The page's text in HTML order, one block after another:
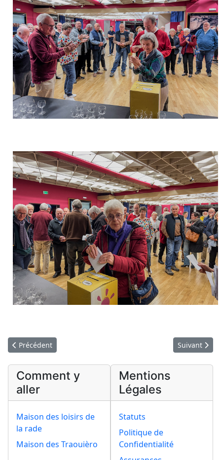
Article précédent : Remise du bénéfice du tournois du 19
Précédent Article
Suivant
Comment y
aller
Maison des loisirs de
la rade
Maison des Traouièro
Mentions
Légales
Statuts
Politique de
Confidentialité